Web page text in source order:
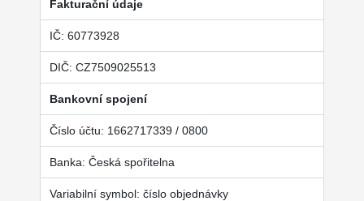
Fakturační údaje
IČ: 60773928
DIČ: CZ7509025513
Bankovní spojení
Číslo účtu: 1662717339 / 0800
Banka: Česká spořitelna
Variabilní symbol: číslo objednávky